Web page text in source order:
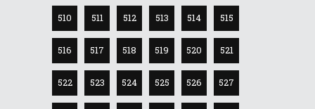
510 511 512 513 514 515
516 517 518 519 520 521
522 523 524 525 526 527